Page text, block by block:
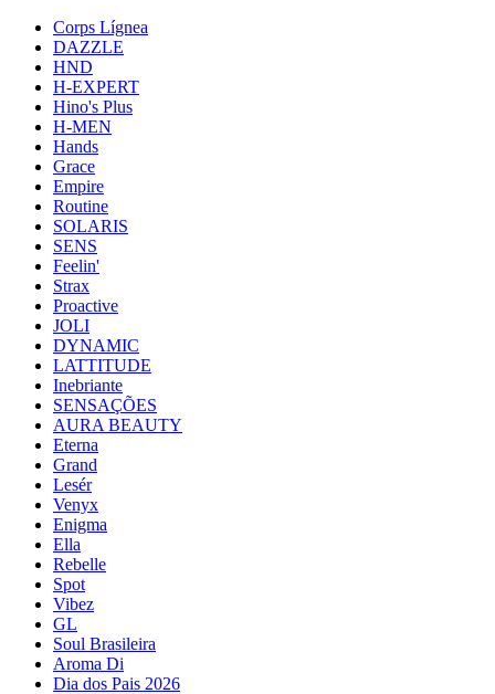
Corps Lígnea
DAZZLE
HND
H-EXPERT
Hino's Plus
H-MEN
Hands
Grace
Empire
Routine
SOLARIS
SENS
Feelin'
Strax
Proactive
JOLI
DYNAMIC
LATTITUDE
Inebriante
SENSAÇÕES
AURA BEAUTY
Eterna
Grand
Lesér
Venyx
Enigma
Ella
Rebelle
Spot
Vibez
GL
Soul Brasileira
Aroma Di
Dia dos Pais 2026